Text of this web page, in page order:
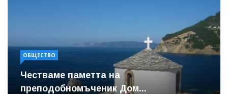
ОБЩЕСТВО
Честваме паметта на
преподобномъченик Дом...